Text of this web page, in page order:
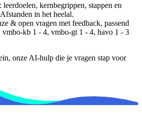
leerdoelen, kernbegrippen, stappen en
Afstanden in het heelal.
& open vragen met feedback, passend
vmbo-kb 1 - 4, vmbo-gt 1 - 4, havo 1 - 3
onze AI-hulp die je vragen stap voor